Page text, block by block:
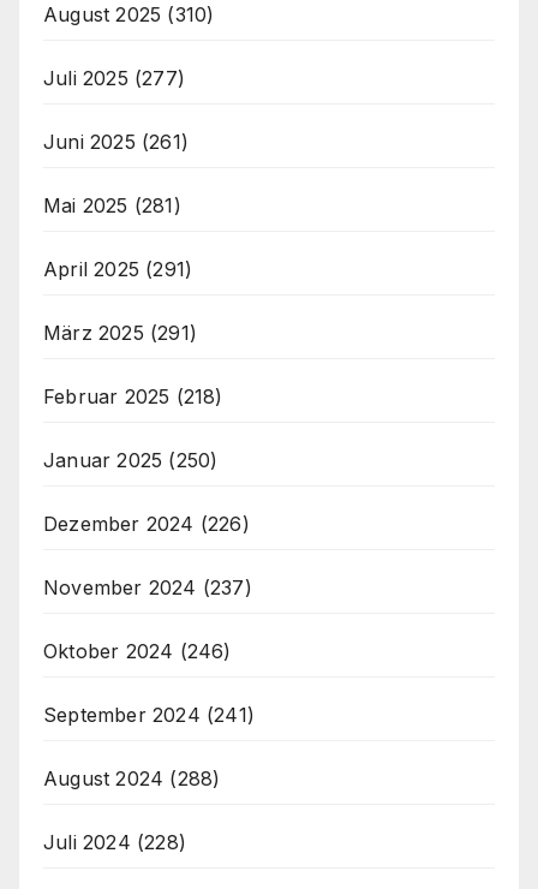
August 2025 (310)
Juli 2025 (277)
Juni 2025 (261)
Mai 2025 (281)
April 2025 (291)
März 2025 (291)
Februar 2025 (218)
Januar 2025 (250)
Dezember 2024 (226)
November 2024 (237)
Oktober 2024 (246)
September 2024 (241)
August 2024 (288)
Juli 2024 (228)